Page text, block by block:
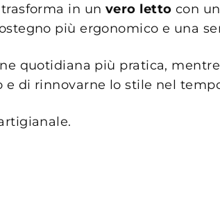
in un vero letto con
più ergonomico e una
quotidiana più pratica,
di rinnovarne lo stile nel